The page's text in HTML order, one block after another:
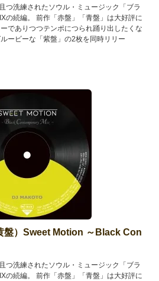
つ洗練されたソウル・ミュージック「ブラ
の続編。 前作「赤盤」「青盤」は大好評に
でありつつテンポにつられ踊り出したくな
ービーな「紫盤」の2枚を同時リリー
盤）Sweet Motion ～Black Con
つ洗練されたソウル・ミュージック「ブラ
の続編。 前作「赤盤」「青盤」は大好評に